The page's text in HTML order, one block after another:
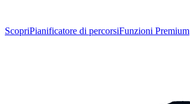
ScopriPianificatore di percorsiFunzioni Premium